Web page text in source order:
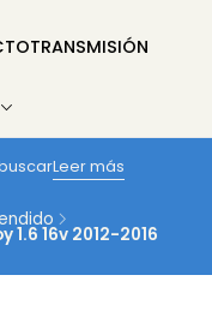
TRANSMISIÓN
Leer más
1.6 16v 2012-2016